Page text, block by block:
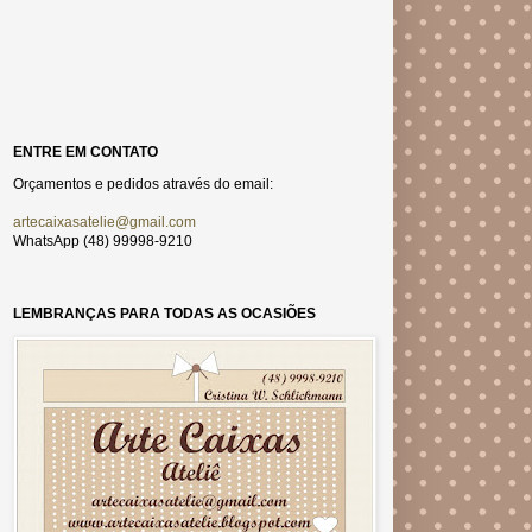
ENTRE EM CONTATO
Orçamentos e pedidos através do email:
artecaixasatelie@gmail.com
WhatsApp (48) 99998-9210
LEMBRANÇAS PARA TODAS AS OCASIÕES